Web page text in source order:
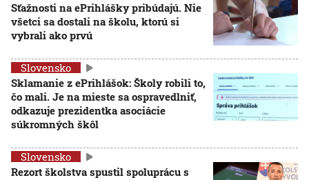
Sťažnosti na ePrihlášky pribúdajú. Nie
všetci sa dostali na školu, ktorú si
vybrali ako prvú
Slovensko
Sklamanie z ePrihlášok: Školy robili to,
čo mali. Je na mieste sa ospravedlniť,
odkazuje prezidentka asociácie
súkromných škôl
Slovensko
Rezort školstva spustil spoluprácu s